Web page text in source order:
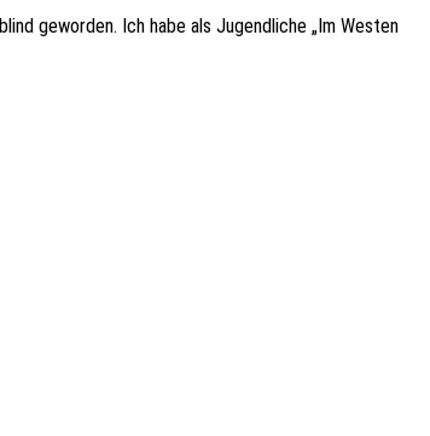
gewor­den. Ich habe als Jugend­li­che „Im Westen